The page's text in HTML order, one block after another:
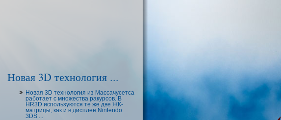
Новая 3D технология ...
Новая 3D технология из Массачусетса
работает с множества ракурсов. В
HR3D используются те же две ЖК-
матрицы, как и в дисплее Nintendo
3DS ...